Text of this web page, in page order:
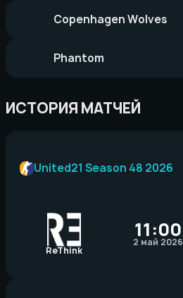
Copenhagen Wolves
Phantom
ИСТОРИЯ МАТЧЕЙ
ReThink
11:00
2 май 2026
United21 Season 48 2026